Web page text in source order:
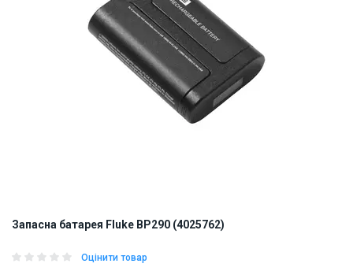
Запасна батарея Fluke BP290 (4025762)
Оцінити товар